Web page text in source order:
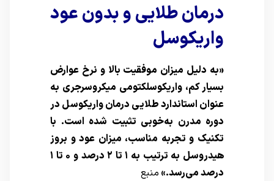
درمان طلایی و بدون عود
واریکوسل
«به دلیل میزان موفقیت بالا و نرخ عوارض
بسیار کم، واریکوسلکتومی میکروسرجری به
عنوان استاندارد طلایی درمان واریکوسل در
دوره مدرن به‌خوبی تثبیت شده است. با
تکنیک و تجربه مناسب، میزان عود و بروز
هیدروسل به ترتیب به ۱ تا ۲ درصد و ۰ تا ۱
درصد می‌رسد.» منبع